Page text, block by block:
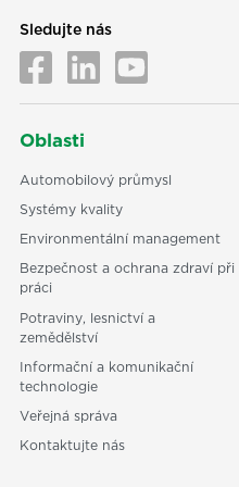
Sledujte nás
Oblasti
Automobilový průmysl
Systémy kvality
Environmentální management
Bezpečnost a ochrana zdraví při
práci
Potraviny, lesnictví a
zemědělství
Informační a komunikační
technologie
Veřejná správa
Kontaktujte nás